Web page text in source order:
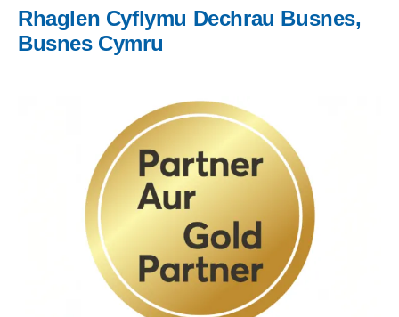
Rhaglen Cyflymu Dechrau Busnes,
Busnes Cymru